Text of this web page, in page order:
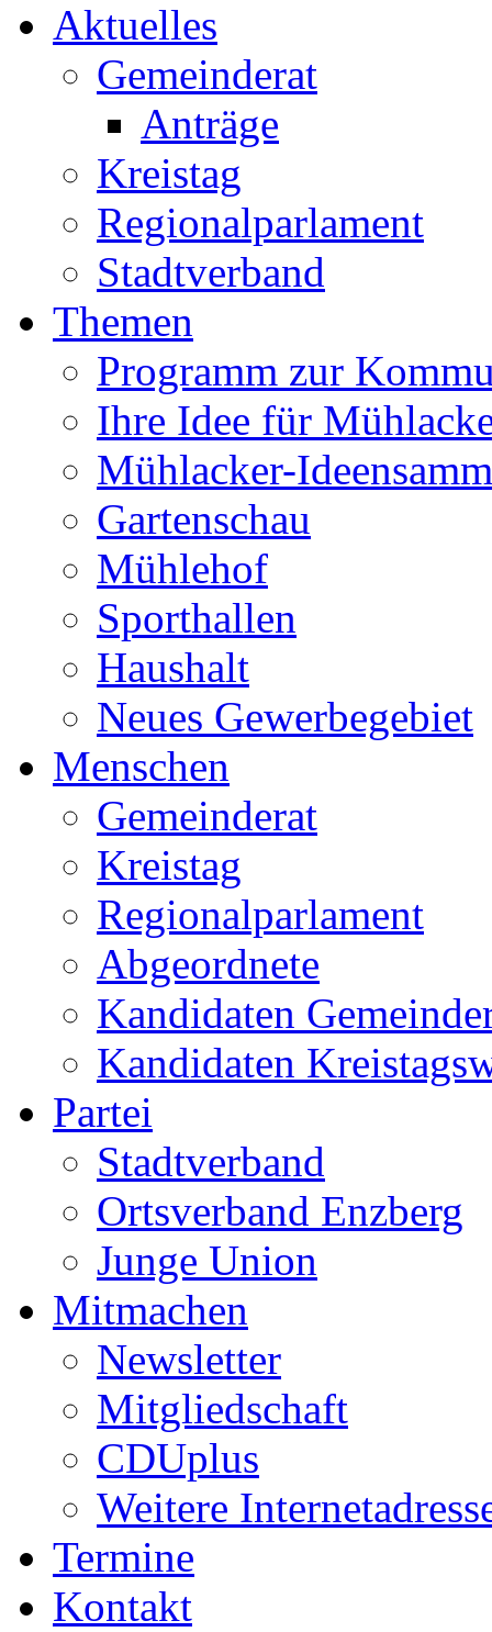
Aktuelles
Gemeinderat
Anträge
Kreistag
Regionalparlament
Stadtverband
Themen
Programm zur
Ihre Idee für
Mühlacker-
Gartenschau
Mühlehof
Sporthallen
Haushalt
Neues Gewerbegebiet
Menschen
Gemeinderat
Kreistag
Regionalparlament
Abgeordnete
Kandidaten
Kandidaten
Partei
Stadtverband
Ortsverband Enzberg
Junge Union
Mitmachen
Newsletter
Mitgliedschaft
CDUplus
Weitere
Termine
Kontakt